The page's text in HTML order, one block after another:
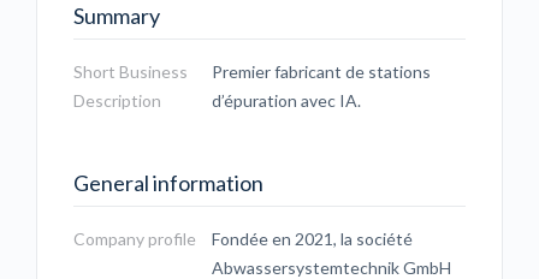
Summary
Short Business
Description
Premier fabricant de stations
d’épuration avec IA.
General information
Company profile
Fondée en 2021, la société
Abwassersystemtechnik GmbH